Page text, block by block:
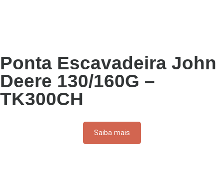
Ponta Escavadeira John
Deere 130/160G –
TK300CH
Saiba mais